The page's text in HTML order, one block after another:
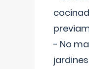
- No